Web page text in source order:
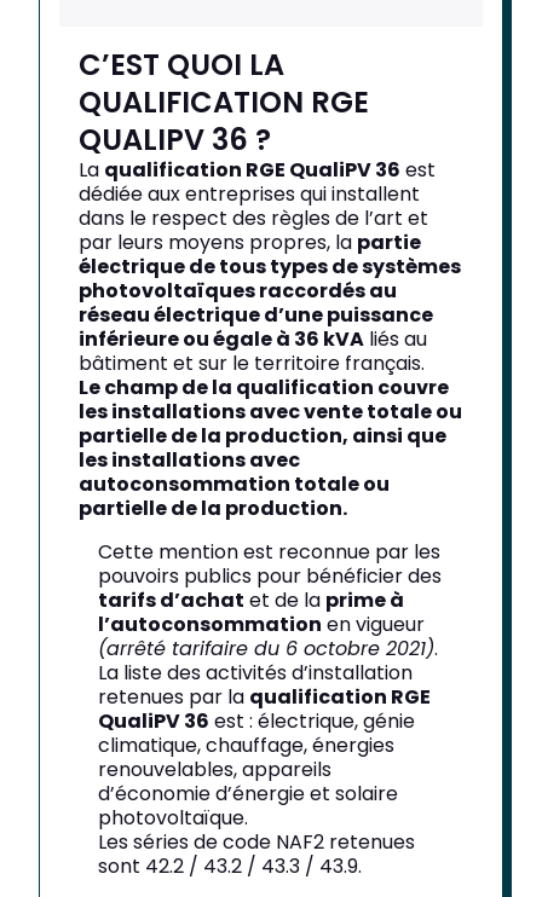
C’EST QUOI LA
QUALIFICATION RGE
QUALIPV 36 ?
La qualification RGE QualiPV 36 est
dédiée aux entreprises qui installent
dans le respect des règles de l’art et
par leurs moyens propres, la partie
électrique de tous types de systèmes
photovoltaïques raccordés au
réseau électrique d’une puissance
inférieure ou égale à 36 kVA liés au
bâtiment et sur le territoire français.
Le champ de la qualification couvre
les installations avec vente totale ou
partielle de la production, ainsi que
les installations avec
autoconsommation totale ou
partielle de la production.
Cette mention est reconnue par les
pouvoirs publics pour bénéficier des
tarifs d’achat et de la prime à
l’autoconsommation en vigueur
(arrêté tarifaire du 6 octobre 2021).
La liste des activités d’installation
retenues par la qualification RGE
QualiPV 36 est : électrique, génie
climatique, chauffage, énergies
renouvelables, appareils
d’économie d’énergie et solaire
photovoltaïque.
Les séries de code NAF2 retenues
sont 42.2 / 43.2 / 43.3 / 43.9.